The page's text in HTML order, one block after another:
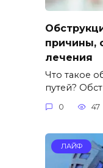
причины,
лечения
Что такое
путей?
0 47
ЛАЙФ